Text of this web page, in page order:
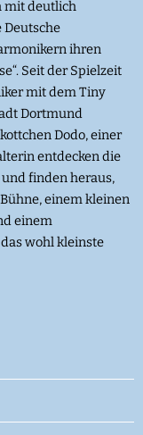
mit deutlich
Deutsche
ihren
Seit der Spielzeit
mit dem Tiny
Dortmund
Dodo, einer
entdecken die
finden heraus,
einem kleinen
einem
wohl kleinste